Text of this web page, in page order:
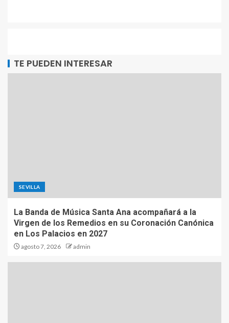
TE PUEDEN INTERESAR
SEVILLA
La Banda de Música Santa Ana acompañará a la
Virgen de los Remedios en su Coronación Canónica
en Los Palacios en 2027
agosto 7, 2026 admin